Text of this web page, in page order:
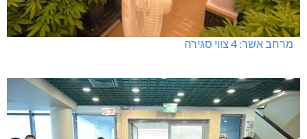
מרחב אשר: 4 צווי סגירה